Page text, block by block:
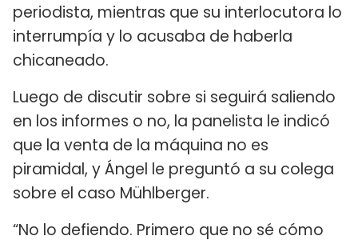
periodista, mientras que su interlocutora lo
interrumpía y lo acusaba de haberla
chicaneado.
Luego de discutir sobre si seguirá saliendo
en los informes o no, la panelista le indicó
que la venta de la máquina no es
piramidal, y Ángel le preguntó a su colega
sobre el caso Mühlberger.
“No lo defiendo. Primero que no sé cómo